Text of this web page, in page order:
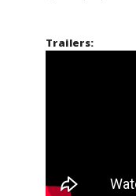
Trailers: